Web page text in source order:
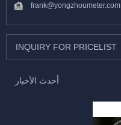
frank@yongzhoumeter.com
INQUIRY FOR PRICELIST
أحدث الأخبار